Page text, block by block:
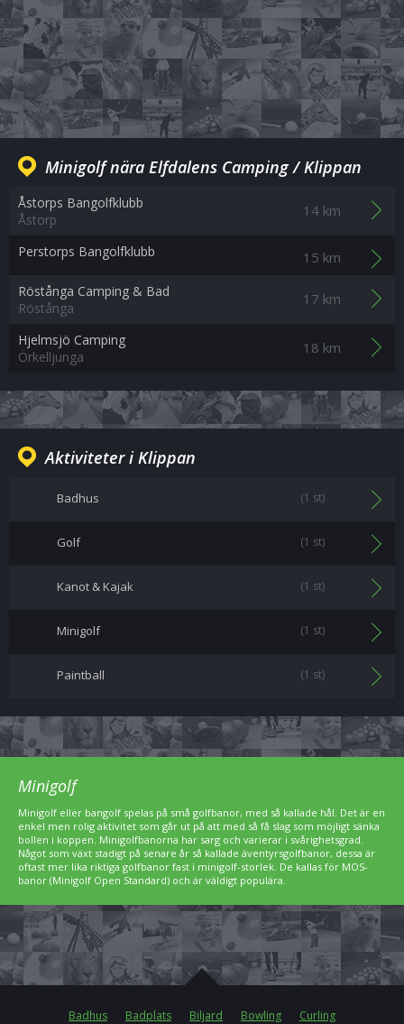
Minigolf nära Elfdalens Camping / Klippan
Åstorps Bangolfklubb
Åstorp
14 km
Perstorps Bangolfklubb 15 km
Röstånga Camping & Bad
Röstånga
17 km
Hjelmsjö Camping
Örkelljunga
18 km
Aktiviteter i Klippan
Badhus (1 st)
Golf (1 st)
Kanot & Kajak (1 st)
Minigolf (1 st)
Paintball (1 st)
Minigolf
Minigolf eller bangolf spelas på små golfbanor, med så kallade hål. Det är en
enkel men rolig aktivitet som går ut på att med så få slag som möjligt sänka
bollen i koppen. Minigolfbanorna har sarg och varierar i svårighetsgrad.
Något som växt stadigt på senare år så kallade äventyrsgolfbanor, dessa är
oftast mer lika riktiga golfbanor fast i minigolf-storlek. De kallas för MOS-
banor (Minigolf Open Standard) och är väldigt populära.
Badhus Badplats Biljard Bowling Curling